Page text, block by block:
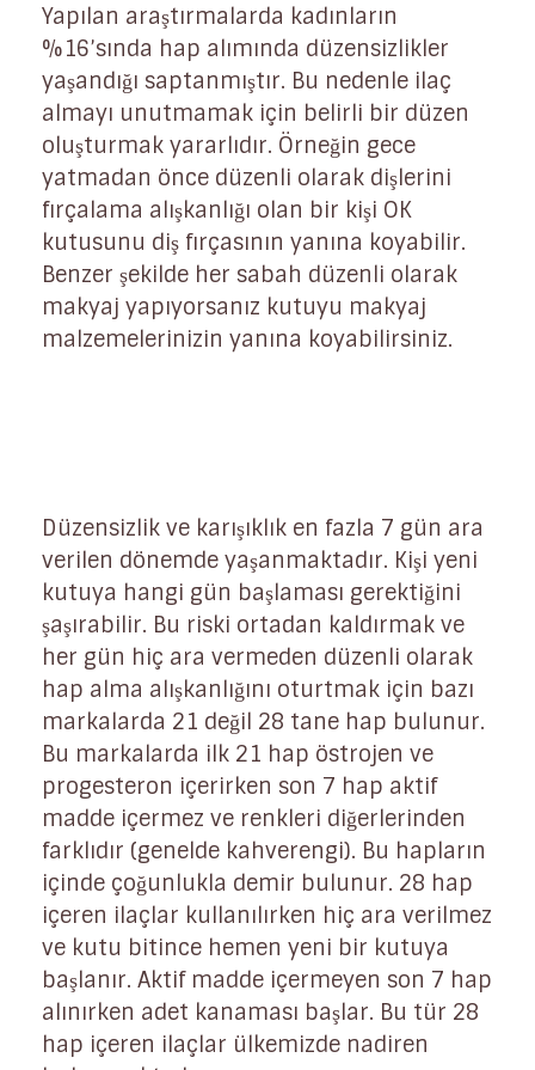
Yapılan araştırmalarda kadınların
%16’sında hap alımında düzensizlikler
yaşandığı saptanmıştır. Bu nedenle ilaç
almayı unutmamak için belirli bir düzen
oluşturmak yararlıdır. Örneğin gece
yatmadan önce düzenli olarak dişlerini
fırçalama alışkanlığı olan bir kişi OK
kutusunu diş fırçasının yanına koyabilir.
Benzer şekilde her sabah düzenli olarak
makyaj yapıyorsanız kutuyu makyaj
malzemelerinizin yanına koyabilirsiniz.
Düzensizlik ve karışıklık en fazla 7 gün ara
verilen dönemde yaşanmaktadır. Kişi yeni
kutuya hangi gün başlaması gerektiğini
şaşırabilir. Bu riski ortadan kaldırmak ve
her gün hiç ara vermeden düzenli olarak
hap alma alışkanlığını oturtmak için bazı
markalarda 21 değil 28 tane hap bulunur.
Bu markalarda ilk 21 hap östrojen ve
progesteron içerirken son 7 hap aktif
madde içermez ve renkleri diğerlerinden
farklıdır (genelde kahverengi). Bu hapların
içinde çoğunlukla demir bulunur. 28 hap
içeren ilaçlar kullanılırken hiç ara verilmez
ve kutu bitince hemen yeni bir kutuya
başlanır. Aktif madde içermeyen son 7 hap
alınırken adet kanaması başlar. Bu tür 28
hap içeren ilaçlar ülkemizde nadiren